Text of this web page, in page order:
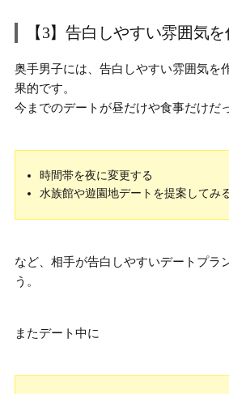
【3】告白しやすい雰囲気を
奥手男子には、 告白しやすい雰囲気を
果的です。
今までのデートが昼だけや食事だけだ
時間帯を夜に変更する
水族館や遊園地デートを提案してみ
など、 相手が告白しやすいデートプラ
う。
またデート中に